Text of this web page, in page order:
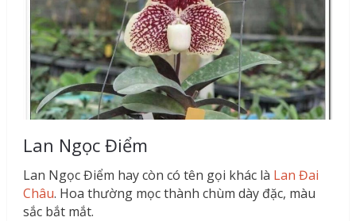
Lan Ngọc Điểm
Lan Ngọc Điểm hay còn có tên gọi khác là Lan Đai
Châu. Hoa thường mọc thành chùm dày đặc, màu
sắc bắt mắt.